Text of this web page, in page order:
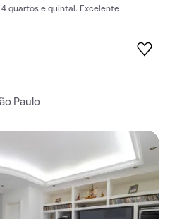
4 quartos e quintal. Excelente
Paulo